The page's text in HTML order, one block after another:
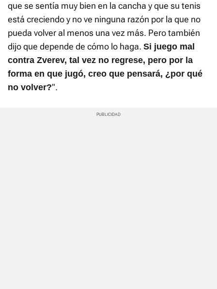
que se sentía muy bien en la cancha y que su tenis
está creciendo y no ve ninguna razón por la que no
pueda volver al menos una vez más. Pero también
dijo que depende de cómo lo haga. Si juego mal
contra Zverev, tal vez no regrese, pero por la
forma en que jugó, creo que pensará, ¿por qué
no volver?".